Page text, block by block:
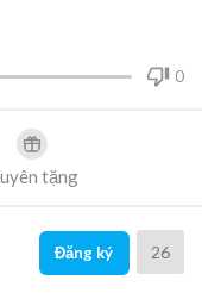
0
tặng
Đăng ký 26